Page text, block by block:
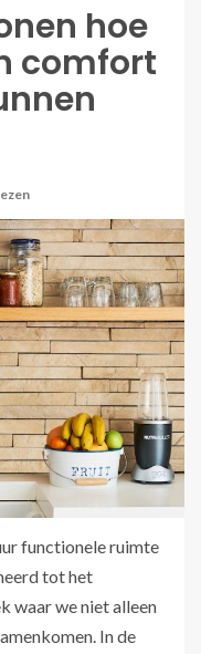
hoe
comfort
functionele ruimte
tot het
waar we niet alleen
In de